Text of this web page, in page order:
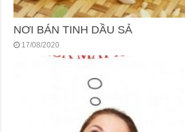
NƠI BÁN TINH DẦU SẢ
17/08/2020